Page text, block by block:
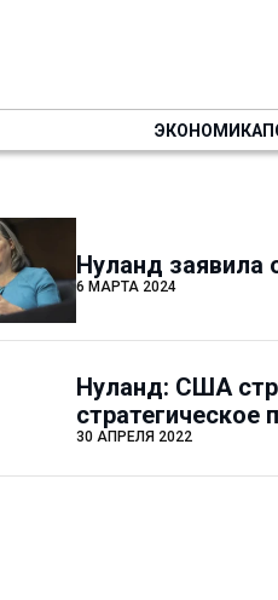
ЭКОНОМИКА
Нуланд заявила
6 МАРТА 2024
Нуланд: США
стратегическое
30 АПРЕЛЯ 2022